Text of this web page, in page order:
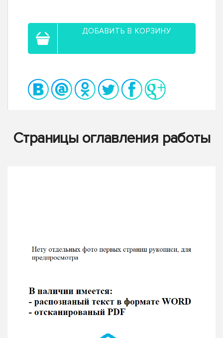
ДОБАВИТЬ В КОРЗИНУ
Страницы оглавления работы